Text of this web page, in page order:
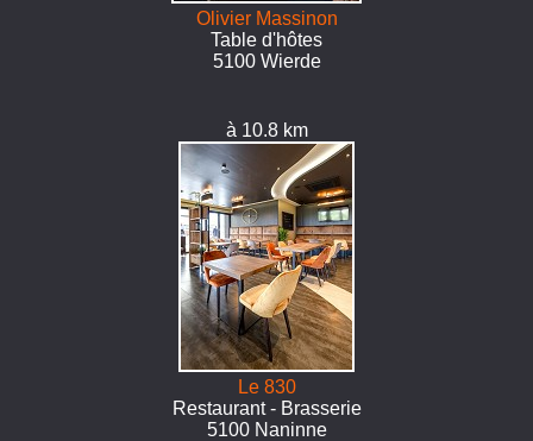
Olivier Massinon
Table d'hôtes
5100 Wierde
à 10.8 km
Le 830
Restaurant - Brasserie
5100 Naninne